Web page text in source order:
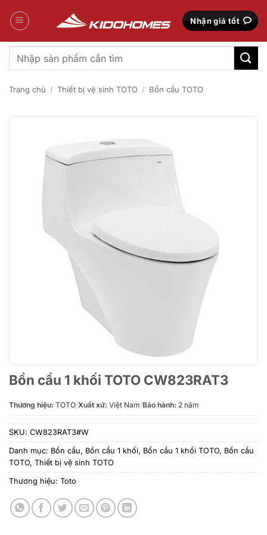
qua
Nhận giá tốt
Tìm
kiếm:
Trang chủ / Thiết bị vệ sinh TOTO / Bồn cầu TOTO
Bồn cầu 1 khối TOTO CW823RAT3
Thương hiệu: TOTO Xuất xứ: Việt Nam Bảo hành: 2 năm
SKU: CW823RAT3#W
Danh mục: Bồn cầu, Bồn cầu 1 khối, Bồn cầu 1 khối TOTO, Bồn cầu
TOTO, Thiết bị vệ sinh TOTO
Thương hiệu: Toto